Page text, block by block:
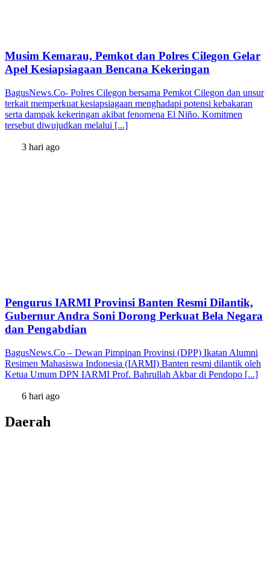
Musim Kemarau, Pemkot dan Polres Cilegon Gelar
Apel Kesiapsiagaan Bencana Kekeringan
BagusNews.Co- Polres Cilegon bersama Pemkot Cilegon dan unsur
terkait memperkuat kesiapsiagaan menghadapi potensi kebakaran
serta dampak kekeringan akibat fenomena El Niño. Komitmen
tersebut diwujudkan melalui [...]
3 hari ago
Pengurus IARMI Provinsi Banten Resmi Dilantik,
Gubernur Andra Soni Dorong Perkuat Bela Negara
dan Pengabdian
BagusNews.Co – Dewan Pimpinan Provinsi (DPP) Ikatan Alumni
Resimen Mahasiswa Indonesia (IARMI) Banten resmi dilantik oleh
Ketua Umum DPN IARMI Prof. Bahrullah Akbar di Pendopo [...]
6 hari ago
Daerah